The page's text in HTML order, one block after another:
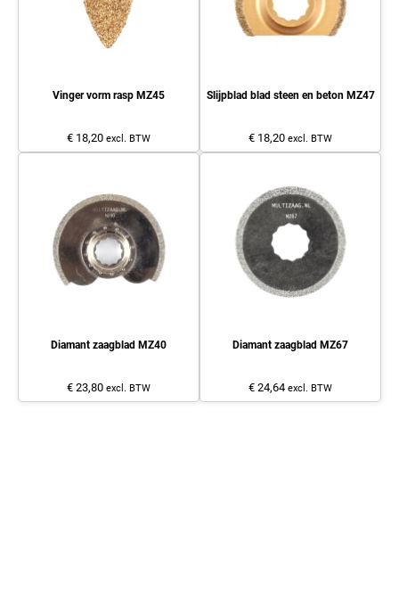
Vinger vorm rasp MZ45
€ 18,20 excl. BTW
Slijpblad blad steen en beton MZ47
€ 18,20 excl. BTW
Diamant zaagblad MZ40
€ 23,80 excl. BTW
Diamant zaagblad MZ67
€ 24,64 excl. BTW